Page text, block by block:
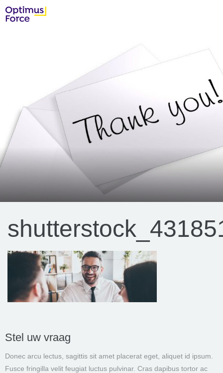
Stel uw vraag
Donec arcu lectus, sagittis sit amet placerat eget, aliquet id ipsum.
Fusce fringilla velit feugiat luctus pulvinar. Cras dapibus tortor ac